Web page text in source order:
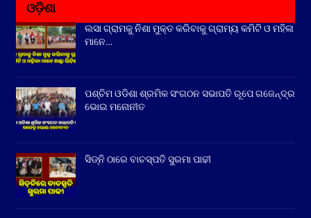
ଓଡ଼ିଶା
ଲସା ଗ୍ରାମକୁ ନିଶା ମୁକ୍ତ କରିବାକୁ ଗ୍ରାମ୍ୟ କମିଟି ଓ ମହିଳା
ମାନେ…
ପଶ୍ଚିମ ଓଡିଶା ଶ୍ରମିକ ସଂଗଠନ ସଭାପତି ରୂପେ ଗଜେନ୍ଦ୍ର
ଭୋଇ ମନୋନୀତ
ସିଡ୍‌ନି ଠାରେ ବାଚସ୍ପତି ସୁରମା ପାଢୀ